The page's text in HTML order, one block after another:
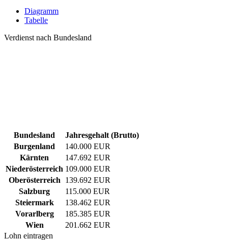
Diagramm
Tabelle
Verdienst nach Bundesland
Bundesland
Jahresgehalt (Brutto)
Burgenland
140.000 EUR
Kärnten
147.692 EUR
Niederösterreich 109.000 EUR
Oberösterreich
139.692 EUR
Salzburg
115.000 EUR
Steiermark
138.462 EUR
Vorarlberg
185.385 EUR
Wien
201.662 EUR
Lohn eintragen